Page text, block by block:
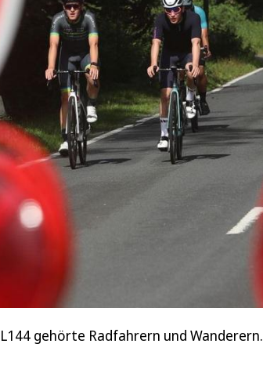
gehörte Radfahrern und Wanderern.